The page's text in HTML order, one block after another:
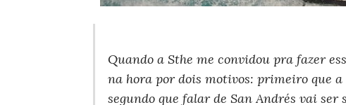
Quando a Sthe me convidou pra fazer
na hora por dois motivos: primeiro que
segundo que falar de San Andrés vai